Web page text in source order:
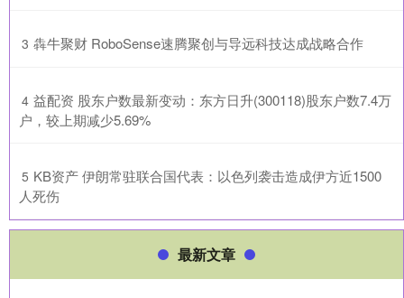
3 ​犇牛聚财 RoboSense速腾聚创与导远科技达成战略合作
4 ​益配资 股东户数最新变动：东方日升(300118)股东户数7.4万
户，较上期减少5.69%
5 ​KB资产 伊朗常驻联合国代表：以色列袭击造成伊方近1500
人死伤
最新文章